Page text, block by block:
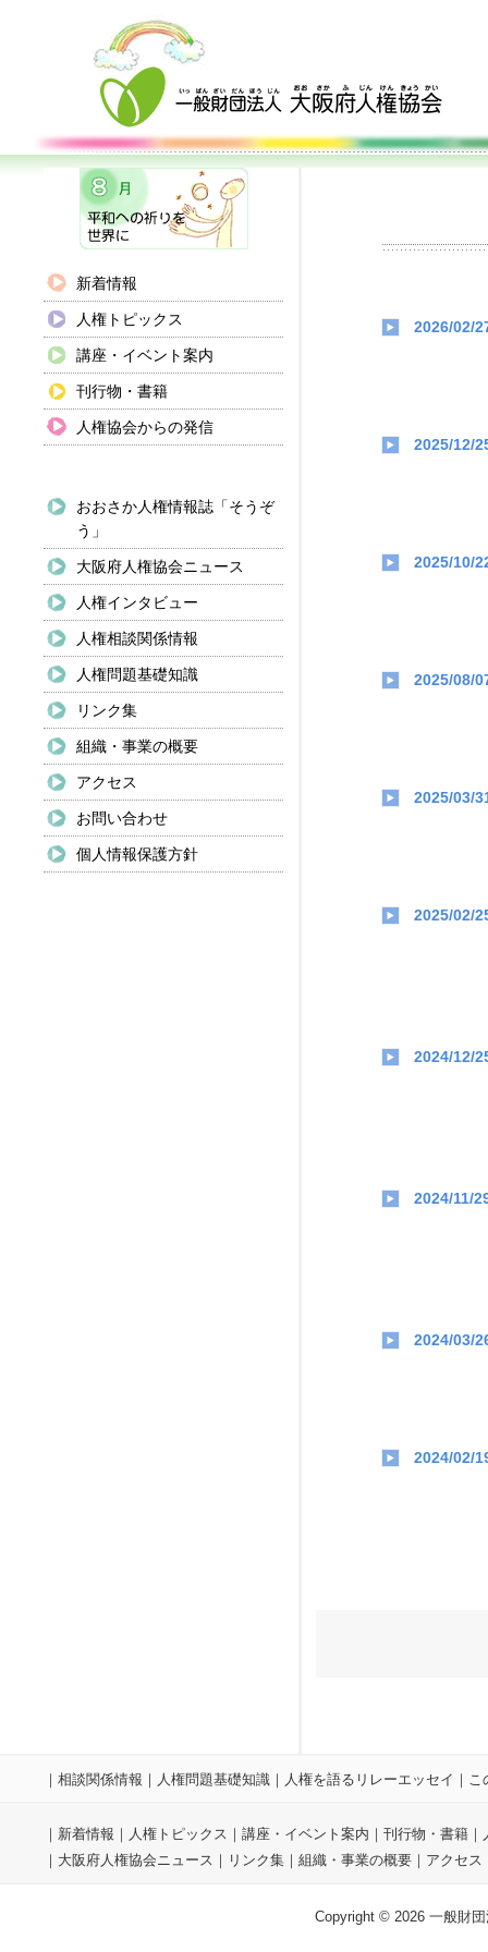
新着情報
人権トピックス
講座・イベント案内
刊行物・書籍
人権協会からの発信
おおさか人権情報誌「そうぞ
う」
大阪府人権協会ニュース
人権インタビュー
人権相談関係情報
人権問題基礎知識
リンク集
組織・事業の概要
アクセス
お問い合わせ
個人情報保護方針
2026/02/
2025/12/
2025/10/
2025/08/
2025/03/
2025/02/
2024/12/
2024/11/
2024/03/
2024/02/
｜ 相談関係情報 ｜ 人権問題基礎知識 ｜ 人権を語るリレーエッセイ ｜ こ
｜ 新着情報 ｜ 人権トピックス ｜ 講座・イベント案内 ｜ 刊行物・書籍 ｜
｜ 大阪府人権協会ニュース ｜ リンク集 ｜ 組織・事業の概要 ｜ アクセス
Copyright © 2026 一般財